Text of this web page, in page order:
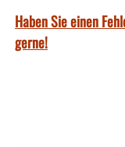
Haben Sie einen
gerne!